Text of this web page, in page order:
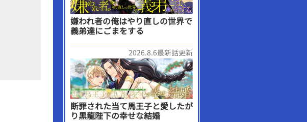
嫌われ者の俺はやり直しの世界で
義弟達にごまをする
2026.8.6最新話更新
断罪された当て馬王子と愛したが
り黒龍陛下の幸せな結婚